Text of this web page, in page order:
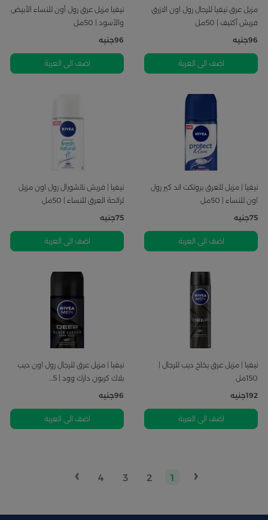
مزيل عرق نيفيا للرجال رول اون الازرق
فريش أكتيف | 50مل
96جنيه
اضف الى العربة
نيفيا مزيل عرق رول أون للنساء الأبيض
والأسود | 50مل
96جنيه
اضف الى العربة
نيفيا | مزيل للعرق بروتكت اند كير رول
اون للنساء | 50مل
75جنيه
اضف الى العربة
نيفيا | فريش ناتشورال رول اون مزيل
لرائحة العرق للنساء | 50مل
75جنيه
اضف الى العربة
نيفيا | مزيل عرق بخاخ ديب للرجال |
150مل
192جنيه
اضف الى العربة
نيفيا | مزيل عرق للرجال رول اون ديب
بلاك كربون دارك وود | 5...
96جنيه
اضف الى العربة
‹
1
2
3
4
›